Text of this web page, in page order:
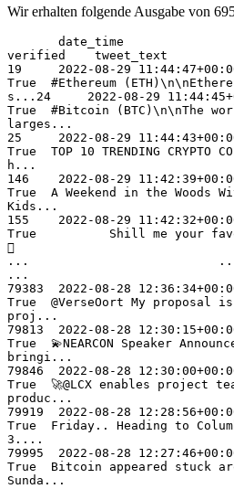
Wir erhalten folgende Ausgabe von
verified    tweet_text
19     2022-08-29
True  #Ethereum
s...24     2022-08-29
True  #Bitcoin (BTC)\n\nThe
larges...
25     2022-08-29
True  TOP 10 TRENDING CRYPTO
h...
146    2022-08-29
True  A Weekend in the Woods
Kids...
155    2022-08-29
True          Shill me your
🤩
...
...
79383  2022-08-28
True  @VerseOort My proposal
proj...
79813  2022-08-28
True  💫NEARCON Speaker
bringi...
79846  2022-08-28
True  🚀@LCX enables project
produc...
79919  2022-08-28
True  Friday.. Heading to
3....
79995  2022-08-28
True  Bitcoin appeared stuck
Sunda...